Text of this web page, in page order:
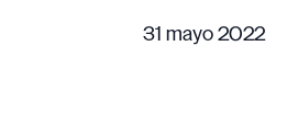
31 mayo 2022